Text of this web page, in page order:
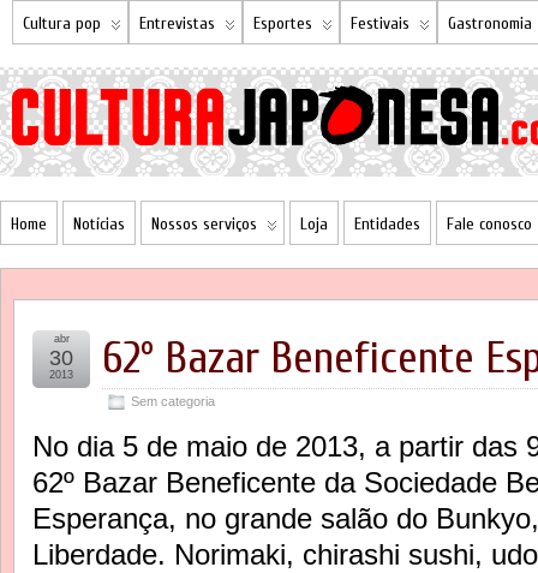
Cultura pop Entrevistas Esportes Festivais Gastronomia
Home Notícias Nossos serviços Loja Entidades Fale conosco
62º Bazar Beneficente
Sem categoria
abr
30
2013
No dia 5 de maio de 2013, a partir das
62º Bazar Beneficente da Sociedade
Esperança, no grande salão do
Liberdade. Norimaki, chirashi sushi,